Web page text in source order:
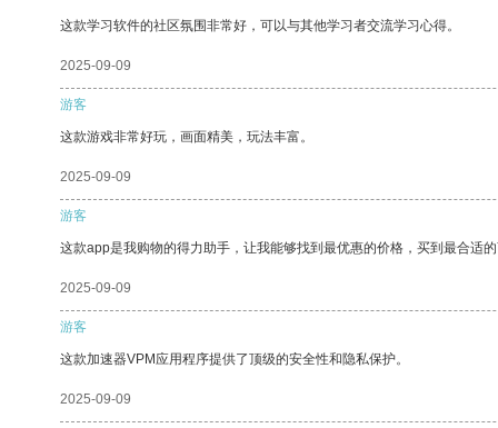
这款学习软件的社区氛围非常好，可以与其他学习者交流学习心得。
2025-09-09
游客
这款游戏非常好玩，画面精美，玩法丰富。
2025-09-09
游客
这款app是我购物的得力助手，让我能够找到最优惠的价格，买到最合适
2025-09-09
游客
这款加速器VPM应用程序提供了顶级的安全性和隐私保护。
2025-09-09